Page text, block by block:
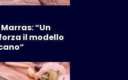
“Un
il modello